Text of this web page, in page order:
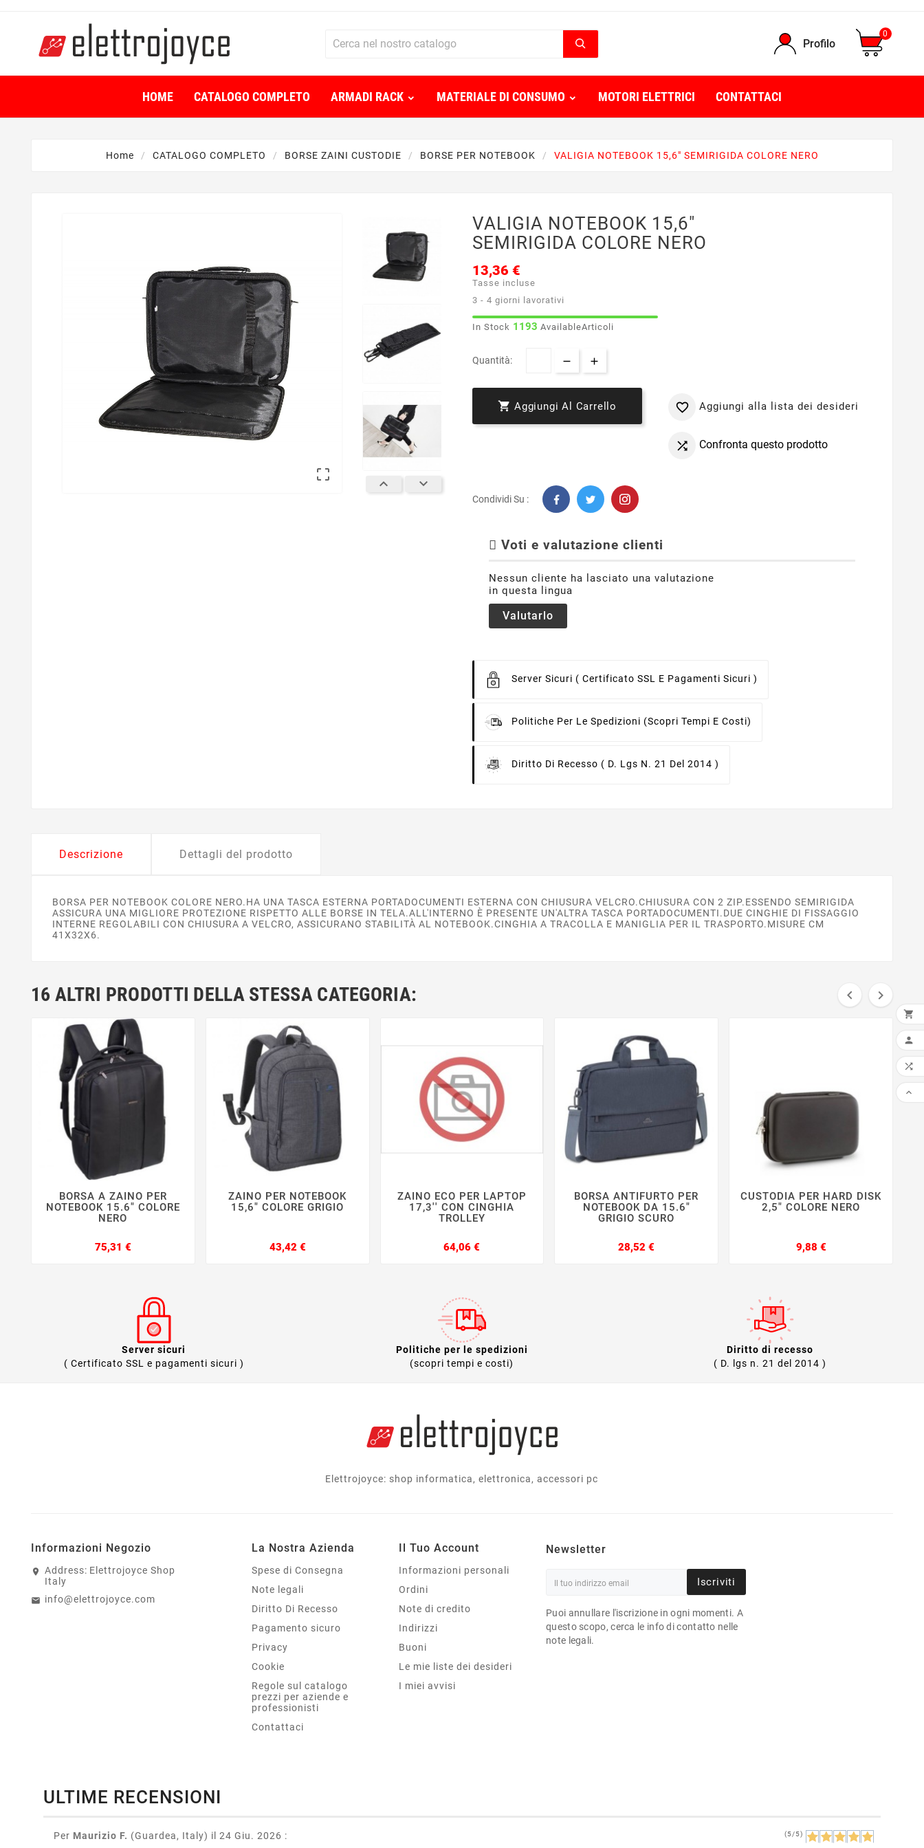
Profilo
0
HOME CATALOGO COMPLETO ARMADI RACK MATERIALE DI CONSUMO MOTORI ELETTRICI CONTATTACI
Home CATALOGO COMPLETO BORSE ZAINI CUSTODIE BORSE PER NOTEBOOK VALIGIA NOTEBOOK 15,6" SEMIRIGIDA COLORE NERO

 
VALIGIA NOTEBOOK 15,6"
SEMIRIGIDA COLORE NERO
13,36 €
Tasse incluse
3 - 4 giorni lavorativi
In Stock 1193 AvailableArticoli
Quantità:
 Aggiungi Al Carrello  Aggiungi alla lista dei desideri
 Confronta questo prodotto
Condividi Su :
Voti e valutazione clienti
Nessun cliente ha lasciato una valutazione
in questa lingua
Valutarlo
Server Sicuri ( Certificato SSL E Pagamenti Sicuri )
Politiche Per Le Spedizioni (scopri Tempi E Costi)
Diritto Di Recesso ( D. Lgs N. 21 Del 2014 )
Descrizione Dettagli del prodotto
BORSA PER NOTEBOOK COLORE NERO.HA UNA TASCA ESTERNA PORTADOCUMENTI ESTERNA CON CHIUSURA VELCRO.CHIUSURA CON 2 ZIP.ESSENDO SEMIRIGIDA
ASSICURA UNA MIGLIORE PROTEZIONE RISPETTO ALLE BORSE IN TELA.ALL'INTERNO È PRESENTE UN'ALTRA TASCA PORTADOCUMENTI.DUE CINGHIE DI FISSAGGIO
INTERNE REGOLABILI CON CHIUSURA A VELCRO, ASSICURANO STABILITÀ AL NOTEBOOK.CINGHIA A TRACOLLA E MANIGLIA PER IL TRASPORTO.MISURE CM
41X32X6.
16 ALTRI PRODOTTI DELLA STESSA CATEGORIA:  
   
BORSA A ZAINO PER
NOTEBOOK 15.6" COLORE
NERO
75,31 €Prezzo
   
ZAINO PER NOTEBOOK
15,6" COLORE GRIGIO
43,42 €Prezzo
   
ZAINO ECO PER LAPTOP
17,3'' CON CINGHIA
TROLLEY
64,06 €
   
BORSA ANTIFURTO PER
NOTEBOOK DA 15.6"
GRIGIO SCURO
28,52 €
   
CUSTODIA PER HARD DISK
2,5" COLORE NERO
9,88 €Prezzo
Server sicuri
( Certificato SSL e pagamenti sicuri )
Politiche per le spedizioni
(scopri tempi e costi)
Diritto di recesso
( D. lgs n. 21 del 2014 )
Elettrojoyce: shop informatica, elettronica, accessori pc
Informazioni Negozio
Address: Elettrojoyce Shop
Italy
info@elettrojoyce.com
La Nostra Azienda
Spese di Consegna
Note legali
Diritto Di Recesso
Pagamento sicuro
Privacy
Cookie
Regole sul catalogo
prezzi per aziende e
professionisti
Contattaci
Il Tuo Account
Informazioni personali
Ordini
Note di credito
Indirizzi
Buoni
Le mie liste dei desideri
I miei avvisi
Newsletter
Iscriviti
Puoi annullare l'iscrizione in ogni momenti. A
questo scopo, cerca le info di contatto nelle
note legali.
ULTIME RECENSIONI
Per Maurizio F. (Guardea, Italy) il 24 Giu. 2026 : (5/5)



